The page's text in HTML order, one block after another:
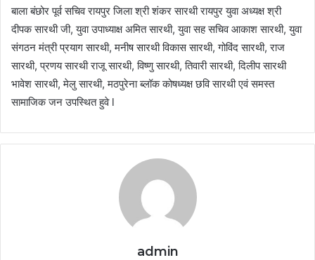
बाला बंछोर पूर्व सचिव रायपुर जिला श्री शंकर सारथी रायपुर युवा अध्यक्ष श्री
दीपक सारथी जी, युवा उपाध्याक्ष अमित सारथी, युवा सह सचिव आकाश सारथी, युवा
संगठन मंत्री प्रयाग सारथी, मनीष सारथी विकास सारथी, गोविंद सारथी, राज
सारथी, प्रणय सारथी राजू सारथी, विष्णु सारथी, तिवारी सारथी, दिलीप सारथी
भावेश सारथी, मेलु सारथी, मठपुरेना ब्लॉक कोषध्यक्ष छवि सारथी एवं समस्त
सामाजिक जन उपस्थित हुवे l
admin